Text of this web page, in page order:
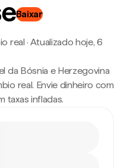
Baixar
real · Atualizado hoje, 6
da Bósnia e Herzegovina
real. Envie dinheiro com
taxas infladas.